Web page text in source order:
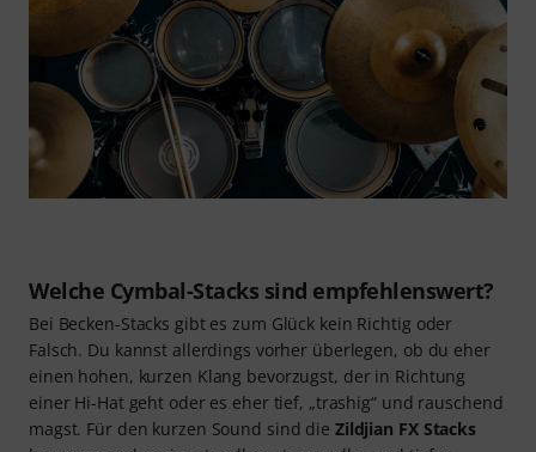
Welche Cymbal-Stacks sind empfehlenswert?
Bei Becken-Stacks gibt es zum Glück kein Richtig oder
Falsch. Du kannst allerdings vorher überlegen, ob du eher
einen hohen, kurzen Klang bevorzugst, der in Richtung
einer Hi-Hat geht oder es eher tief, „trashig“ und rauschend
magst. Für den kurzen Sound sind die Zildjian FX Stacks